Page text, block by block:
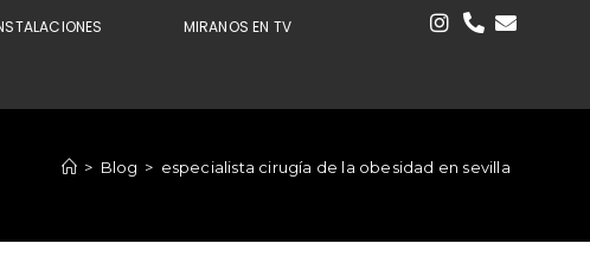
MIRANOS EN TV
> Blog > especialista cirugía de la obesidad en sevilla